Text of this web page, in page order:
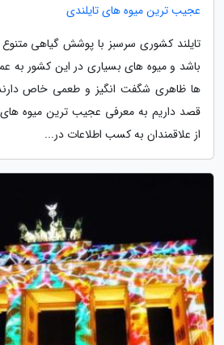
عجیب ترین میوه های تایلندی
تایلند کشوری سرسبز با پوشش گیاهی
باشد و میوه های بسیاری در این کشور به
ها ظاهری شگفت انگیز و طعمی خاص
قصد داریم به معرفی عجیب ترین میوه های
از علاقمندان به کسب اطلاعات در...